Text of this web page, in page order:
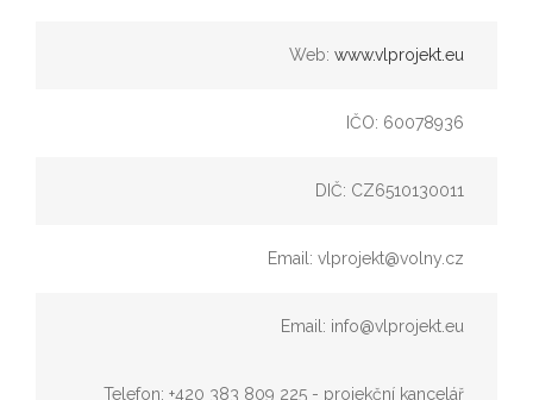
Web: www.vlprojekt.eu
IČO: 60078936
DIČ: CZ6510130011
Email: vlprojekt@volny.cz
Email: info@vlprojekt.eu
Telefon: +420 383 809 225 - projekční kancelář